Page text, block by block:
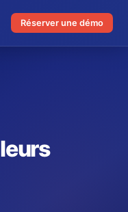
Réserver une démo
leurs